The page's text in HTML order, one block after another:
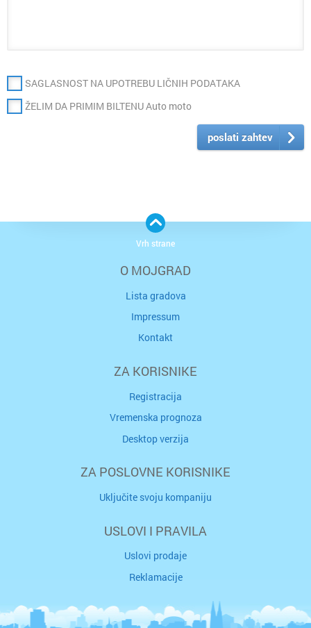
SAGLASNOST NA UPOTREBU LIČNIH PODATAKA
ŽELIM DA PRIMIM BILTENU Auto moto
poslati zahtev
O MOJGRAD
Lista gradova
Impressum
Kontakt
ZA KORISNIKE
Registracija
Vremenska prognoza
Desktop verzija
ZA POSLOVNE KORISNIKE
Uključite svoju kompaniju
USLOVI I PRAVILA
Uslovi prodaje
Reklamacije
Vrh strane